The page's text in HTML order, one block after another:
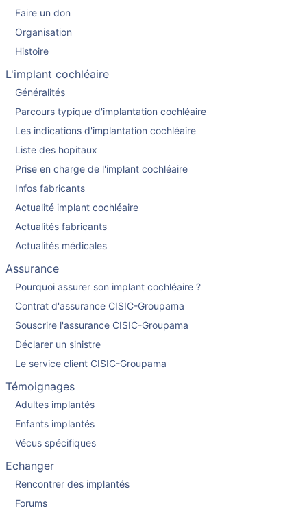
Faire un don
Organisation
Histoire
L'implant cochléaire
Généralités
Parcours typique d'implantation cochléaire
Les indications d'implantation cochléaire
Liste des hopitaux
Prise en charge de l'implant cochléaire
Infos fabricants
Actualité implant cochléaire
Actualités fabricants
Actualités médicales
Assurance
Pourquoi assurer son implant cochléaire ?
Contrat d'assurance CISIC-Groupama
Souscrire l'assurance CISIC-Groupama
Déclarer un sinistre
Le service client CISIC-Groupama
Témoignages
Adultes implantés
Enfants implantés
Vécus spécifiques
Echanger
Rencontrer des implantés
Forums